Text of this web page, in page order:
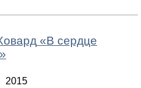
«В сердце
»
2015